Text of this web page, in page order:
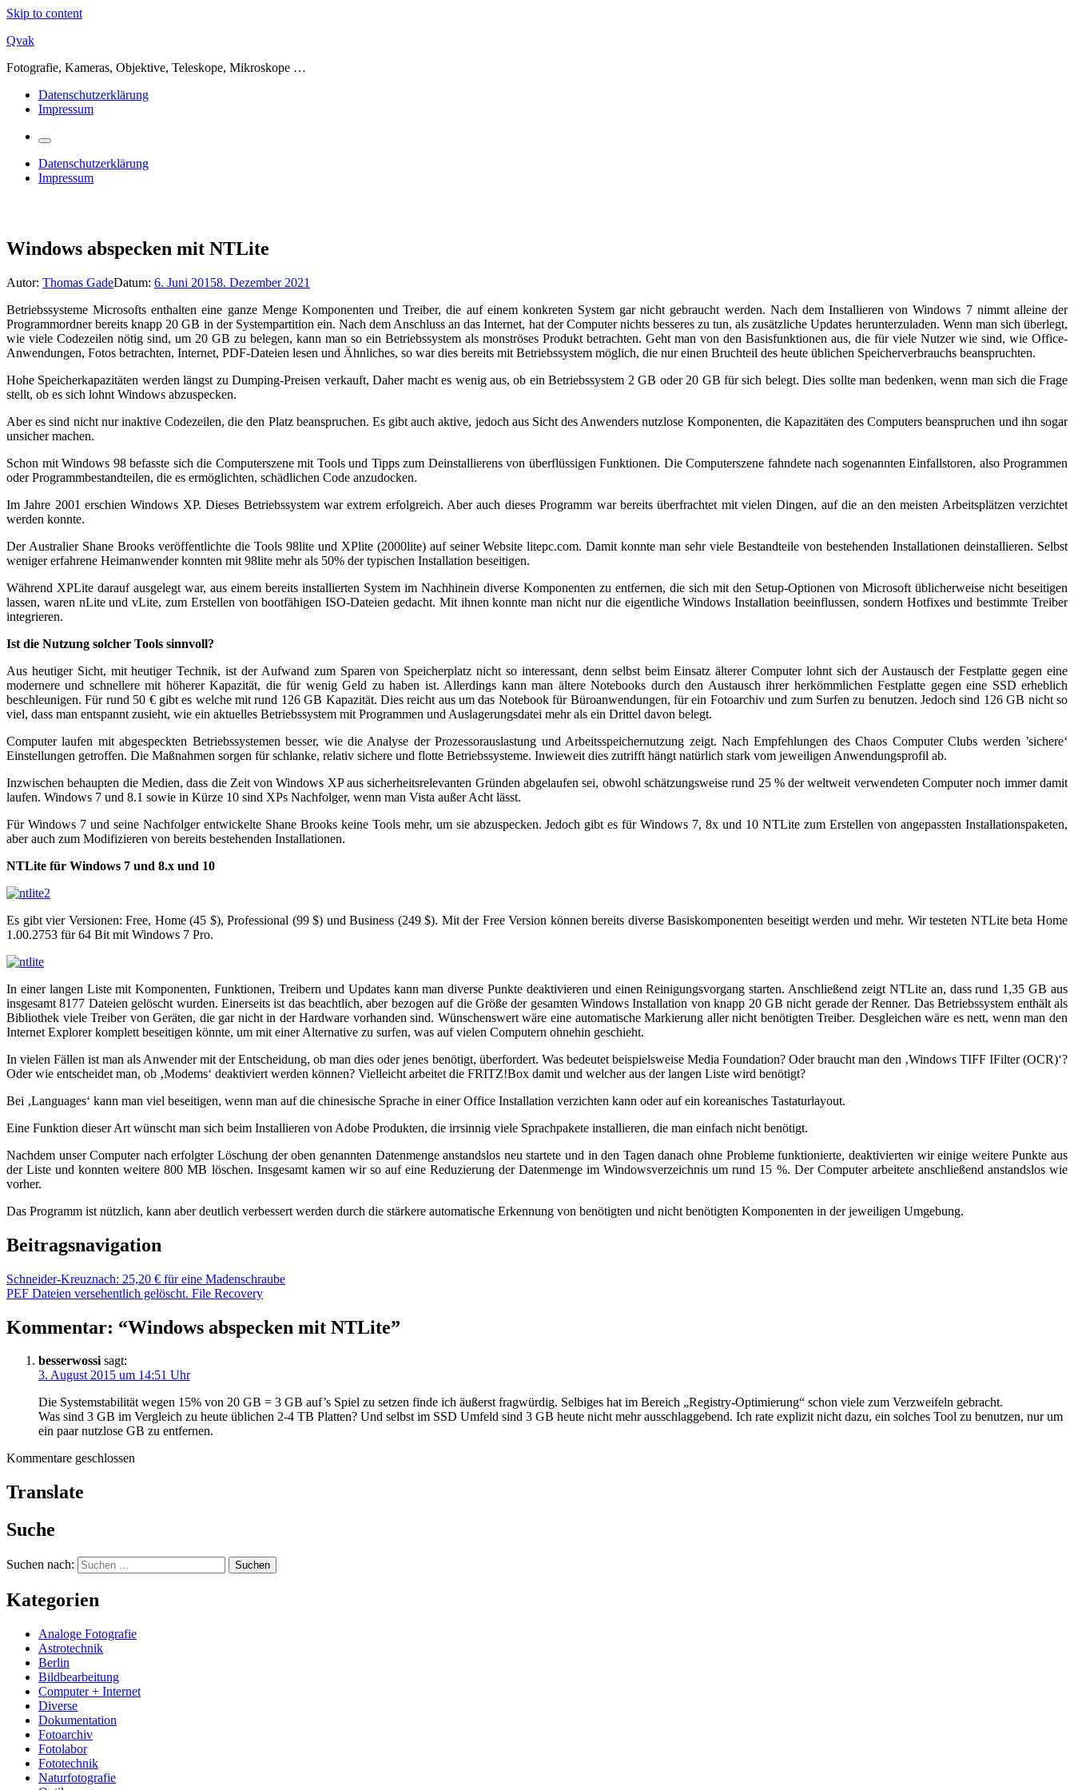
Skip to content
Qvak
Fotografie, Kameras, Objektive, Teleskope, Mikroskope …
Datenschutzerklärung
Impressum
Datenschutzerklärung
Impressum
Windows abspecken mit NTLite
Autor: Thomas GadeDatum: 6. Juni 20158. Dezember 2021
Betriebssysteme Microsofts enthalten eine ganze Menge Komponenten und Treiber, die auf einem konkreten System gar nicht gebraucht werden. Nach dem Installieren von Windows 7 nimmt alleine der
Programmordner bereits knapp 20 GB in der Systempartition ein. Nach dem Anschluss an das Internet, hat der Computer nichts besseres zu tun, als zusätzliche Updates herunterzuladen. Wenn man sich überlegt,
wie viele Codezeilen nötig sind, um 20 GB zu belegen, kann man so ein Betriebssystem als monströses Produkt betrachten. Geht man von den Basisfunktionen aus, die für viele Nutzer wie sind, wie Office-
Anwendungen, Fotos betrachten, Internet, PDF-Dateien lesen und Ähnliches, so war dies bereits mit Betriebssystem möglich, die nur einen Bruchteil des heute üblichen Speicherverbrauchs beanspruchten.
Hohe Speicherkapazitäten werden längst zu Dumping-Preisen verkauft, Daher macht es wenig aus, ob ein Betriebssystem 2 GB oder 20 GB für sich belegt. Dies sollte man bedenken, wenn man sich die Frage
stellt, ob es sich lohnt Windows abzuspecken.
Aber es sind nicht nur inaktive Codezeilen, die den Platz beanspruchen. Es gibt auch aktive, jedoch aus Sicht des Anwenders nutzlose Komponenten, die Kapazitäten des Computers beanspruchen und ihn sogar
unsicher machen.
Schon mit Windows 98 befasste sich die Computerszene mit Tools und Tipps zum Deinstallierens von überflüssigen Funktionen. Die Computerszene fahndete nach sogenannten Einfallstoren, also Programmen
oder Programmbestandteilen, die es ermöglichten, schädlichen Code anzudocken.
Im Jahre 2001 erschien Windows XP. Dieses Betriebssystem war extrem erfolgreich. Aber auch dieses Programm war bereits überfrachtet mit vielen Dingen, auf die an den meisten Arbeitsplätzen verzichtet
werden konnte.
Der Australier Shane Brooks veröffentlichte die Tools 98lite und XPlite (2000lite) auf seiner Website litepc.com. Damit konnte man sehr viele Bestandteile von bestehenden Installationen deinstallieren. Selbst
weniger erfahrene Heimanwender konnten mit 98lite mehr als 50% der typischen Installation beseitigen.
Während XPLite darauf ausgelegt war, aus einem bereits installierten System im Nachhinein diverse Komponenten zu entfernen, die sich mit den Setup-Optionen von Microsoft üblicherweise nicht beseitigen
lassen, waren nLite und vLite, zum Erstellen von bootfähigen ISO-Dateien gedacht. Mit ihnen konnte man nicht nur die eigentliche Windows Installation beeinflussen, sondern Hotfixes und bestimmte Treiber
integrieren.
Ist die Nutzung solcher Tools sinnvoll?
Aus heutiger Sicht, mit heutiger Technik, ist der Aufwand zum Sparen von Speicherplatz nicht so interessant, denn selbst beim Einsatz älterer Computer lohnt sich der Austausch der Festplatte gegen eine
modernere und schnellere mit höherer Kapazität, die für wenig Geld zu haben ist. Allerdings kann man ältere Notebooks durch den Austausch ihrer herkömmlichen Festplatte gegen eine SSD erheblich
beschleunigen. Für rund 50 € gibt es welche mit rund 126 GB Kapazität. Dies reicht aus um das Notebook für Büroanwendungen, für ein Fotoarchiv und zum Surfen zu benutzen. Jedoch sind 126 GB nicht so
viel, dass man entspannt zusieht, wie ein aktuelles Betriebssystem mit Programmen und Auslagerungsdatei mehr als ein Drittel davon belegt.
Computer laufen mit abgespeckten Betriebssystemen besser, wie die Analyse der Prozessorauslastung und Arbeitsspeichernutzung zeigt. Nach Empfehlungen des Chaos Computer Clubs werden ’sichere‘
Einstellungen getroffen. Die Maßnahmen sorgen für schlanke, relativ sichere und flotte Betriebssysteme. Inwieweit dies zutrifft hängt natürlich stark vom jeweiligen Anwendungsprofil ab.
Inzwischen behaupten die Medien, dass die Zeit von Windows XP aus sicherheitsrelevanten Gründen abgelaufen sei, obwohl schätzungsweise rund 25 % der weltweit verwendeten Computer noch immer damit
laufen. Windows 7 und 8.1 sowie in Kürze 10 sind XPs Nachfolger, wenn man Vista außer Acht lässt.
Für Windows 7 und seine Nachfolger entwickelte Shane Brooks keine Tools mehr, um sie abzuspecken. Jedoch gibt es für Windows 7, 8x und 10 NTLite zum Erstellen von angepassten Installationspaketen,
aber auch zum Modifizieren von bereits bestehenden Installationen.
NTLite für Windows 7 und 8.x und 10
Es gibt vier Versionen: Free, Home (45 $), Professional (99 $) und Business (249 $). Mit der Free Version können bereits diverse Basiskomponenten beseitigt werden und mehr. Wir testeten NTLite beta Home
1.00.2753 für 64 Bit mit Windows 7 Pro.
In einer langen Liste mit Komponenten, Funktionen, Treibern und Updates kann man diverse Punkte deaktivieren und einen Reinigungsvorgang starten. Anschließend zeigt NTLite an, dass rund 1,35 GB aus
insgesamt 8177 Dateien gelöscht wurden. Einerseits ist das beachtlich, aber bezogen auf die Größe der gesamten Windows Installation von knapp 20 GB nicht gerade der Renner. Das Betriebssystem enthält als
Bibliothek viele Treiber von Geräten, die gar nicht in der Hardware vorhanden sind. Wünschenswert wäre eine automatische Markierung aller nicht benötigten Treiber. Desgleichen wäre es nett, wenn man den
Internet Explorer komplett beseitigen könnte, um mit einer Alternative zu surfen, was auf vielen Computern ohnehin geschieht.
In vielen Fällen ist man als Anwender mit der Entscheidung, ob man dies oder jenes benötigt, überfordert. Was bedeutet beispielsweise Media Foundation? Oder braucht man den ‚Windows TIFF IFilter (OCR)‘?
Oder wie entscheidet man, ob ‚Modems‘ deaktiviert werden können? Vielleicht arbeitet die FRITZ!Box damit und welcher aus der langen Liste wird benötigt?
Bei ‚Languages‘ kann man viel beseitigen, wenn man auf die chinesische Sprache in einer Office Installation verzichten kann oder auf ein koreanisches Tastaturlayout.
Eine Funktion dieser Art wünscht man sich beim Installieren von Adobe Produkten, die irrsinnig viele Sprachpakete installieren, die man einfach nicht benötigt.
Nachdem unser Computer nach erfolgter Löschung der oben genannten Datenmenge anstandslos neu startete und in den Tagen danach ohne Probleme funktionierte, deaktivierten wir einige weitere Punkte aus
der Liste und konnten weitere 800 MB löschen. Insgesamt kamen wir so auf eine Reduzierung der Datenmenge im Windowsverzeichnis um rund 15 %. Der Computer arbeitete anschließend anstandslos wie
vorher.
Das Programm ist nützlich, kann aber deutlich verbessert werden durch die stärkere automatische Erkennung von benötigten und nicht benötigten Komponenten in der jeweiligen Umgebung.
Beitragsnavigation
Schneider-Kreuznach: 25,20 € für eine Madenschraube
PEF Dateien versehentlich gelöscht. File Recovery
Kommentar: “Windows abspecken mit NTLite”
besserwossi sagt:
3. August 2015 um 14:51 Uhr
Die Systemstabilität wegen 15% von 20 GB = 3 GB auf’s Spiel zu setzen finde ich äußerst fragwürdig. Selbiges hat im Bereich „Registry-Optimierung“ schon viele zum Verzweifeln gebracht.
Was sind 3 GB im Vergleich zu heute üblichen 2-4 TB Platten? Und selbst im SSD Umfeld sind 3 GB heute nicht mehr ausschlaggebend. Ich rate explizit nicht dazu, ein solches Tool zu benutzen, nur um
ein paar nutzlose GB zu entfernen.
Kommentare geschlossen
Translate
Suche
Suchen nach:
Kategorien
Analoge Fotografie
Astrotechnik
Berlin
Bildbearbeitung
Computer + Internet
Diverse
Dokumentation
Fotoarchiv
Fotolabor
Fototechnik
Naturfotografie